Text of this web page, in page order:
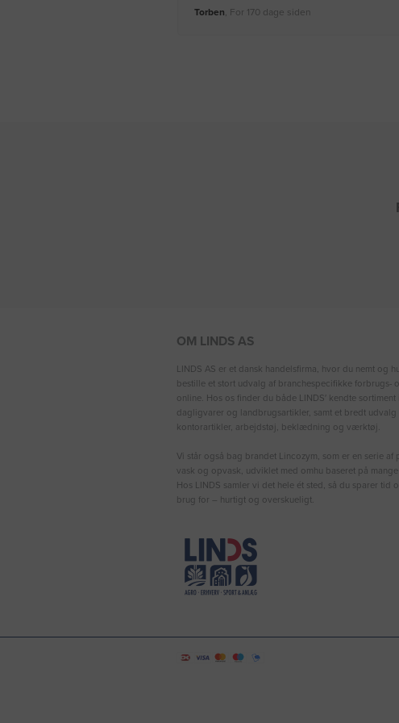
Torben, For 170 dage siden
OM LINDS AS
LINDS AS er et dansk handelsfirma, hvor du nemt og
bestille et stort udvalg af branchespecifikke forbrugs-
online. Hos os finder du både LINDS′ kendte sortiment
dagligvarer og landbrugsartikler, samt et bredt udvalg
kontorartikler, arbejdstøj, beklædning og værktøj.
Vi står også bag brandet Lincozym, som er en serie af
vask og opvask, udviklet med omhu baseret på
Hos LINDS samler vi det hele ét sted, så du sparer tid
brug for – hurtigt og overskueligt.